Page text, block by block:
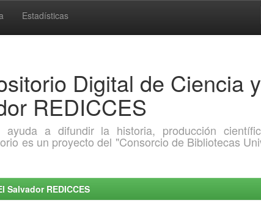
Estadísticas
Digital de Ciencia y
REDICCES
ayuda a difundir la historia, producción
es un proyecto del "Consorcio de Bibliotecas
REDICCES